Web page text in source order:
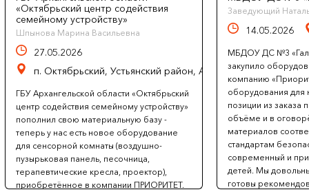
«Октябрьский центр содействия
семейному устройству»
Шпынова Марина Васильевна
27.05.2026
п. Октябрьский, Устьянский район, Архангельская область
ГБУ Архангельской области «Октябрьский
центр содействия семейному устройству»
пополнил свою материальную базу -
теперь у нас есть новое оборудование
для сенсорной комнаты (воздушно-
пузырьковая панель, песочница,
терапевтические кресла, проектор),
приобретённое в компании ПРИОРИТЕТ.
Заведующий
14.05.2026
МБДОУ ДС №3
закупило
компанию
оборудования
позиции из заказа
объёме и в
материалов
стандартам
современный и
детей. Мы
готовы